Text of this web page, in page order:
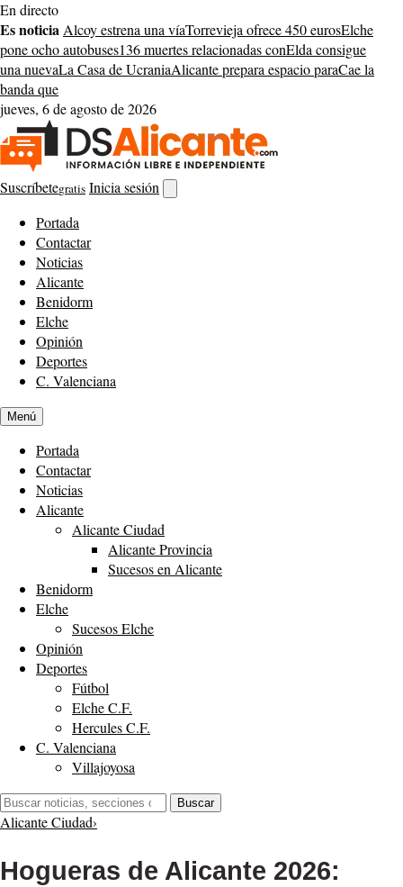
Saltar
al
contenido
En directo
Es noticia Alcoy estrena una víaTorrevieja ofrece 450 eurosElche
pone ocho autobuses136 muertes relacionadas conElda consigue
una nuevaLa Casa de UcraniaAlicante prepara espacio paraCae la
banda que
jueves, 6 de agosto de 2026
Suscríbetegratis Inicia sesión
buscador
Portada
Contactar
Noticias
Alicante
Benidorm
Elche
Opinión
Deportes
C. Valenciana
Menú
Portada
Contactar
Noticias
Alicante
Alicante Ciudad
Alicante Provincia
Sucesos en Alicante
Benidorm
Elche
Sucesos Elche
Opinión
Deportes
Fútbol
Elche C.F.
Hercules C.F.
C. Valenciana
Villajoyosa
Buscar:
Buscar
Alicante Ciudad›
Hogueras de Alicante 2026: